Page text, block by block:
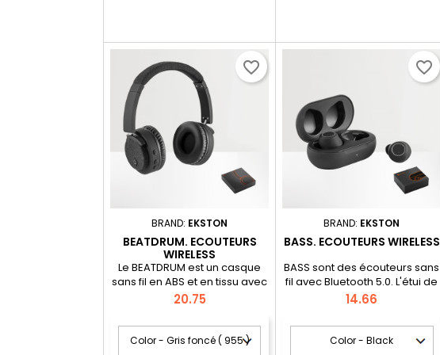
BRAND: EKSTON
BEATDRUM. ECOUTEURS
WIRELESS
Le BEATDRUM est un casque
sans fil en ABS et en tissu avec
une connexion Bluetooth 5.0.
distingue par son aspect
caoutchouté, complété par
Price
20.75
favorite_border
BRAND: EKSTON
BASS. ECOUTEURS WIRELESS
BASS sont des écouteurs sans
fil avec Bluetooth 5.0. L'étui de
rangement sert également de
rend le BASS pratique et facile
à emporter partout. Avec une
Price
14.66
favorite_border